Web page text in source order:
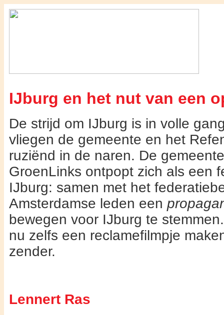
IJburg en het nut van een
De strijd om IJburg is in volle
vliegen de gemeente en het
ruziënd in de naren. De
GroenLinks ontpopt zich als een
IJburg: samen met het
Amsterdamse leden een
bewegen voor IJburg te
nu zelfs een reclamefilmpje
zender.
Lennert Ras